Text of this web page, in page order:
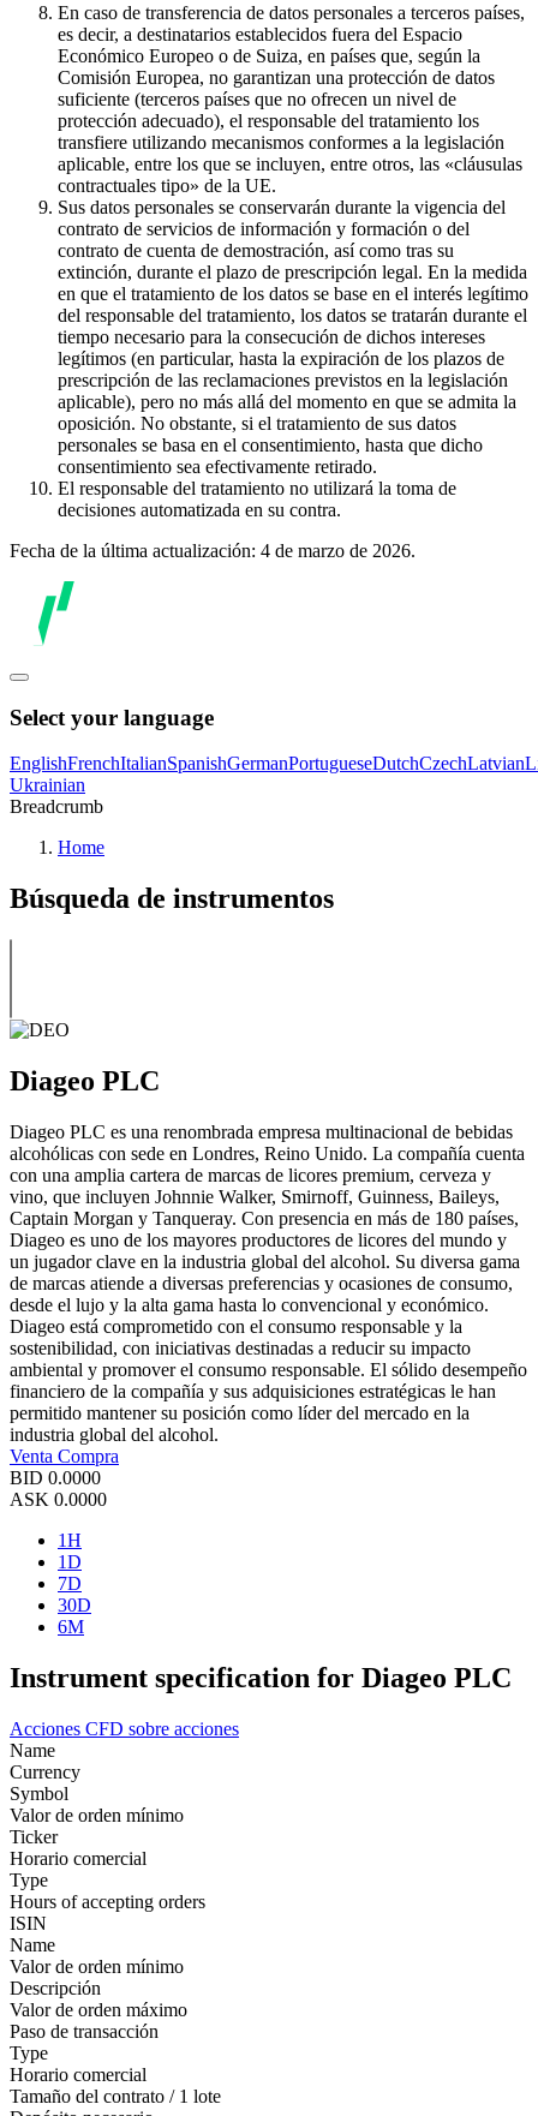
En caso de transferencia de datos personales a terceros países,
es decir, a destinatarios establecidos fuera del Espacio
Económico Europeo o de Suiza, en países que, según la
Comisión Europea, no garantizan una protección de datos
suficiente (terceros países que no ofrecen un nivel de
protección adecuado), el responsable del tratamiento los
transfiere utilizando mecanismos conformes a la legislación
aplicable, entre los que se incluyen, entre otros, las «cláusulas
contractuales tipo» de la UE.
Sus datos personales se conservarán durante la vigencia del
contrato de servicios de información y formación o del
contrato de cuenta de demostración, así como tras su
extinción, durante el plazo de prescripción legal. En la medida
en que el tratamiento de los datos se base en el interés legítimo
del responsable del tratamiento, los datos se tratarán durante el
tiempo necesario para la consecución de dichos intereses
legítimos (en particular, hasta la expiración de los plazos de
prescripción de las reclamaciones previstos en la legislación
aplicable), pero no más allá del momento en que se admita la
oposición. No obstante, si el tratamiento de sus datos
personales se basa en el consentimiento, hasta que dicho
consentimiento sea efectivamente retirado.
El responsable del tratamiento no utilizará la toma de
decisiones automatizada en su contra.
Fecha de la última actualización: 4 de marzo de 2026.
Select your language
EnglishFrenchItalianSpanishGermanPortugueseDutchCzechLatvian
Ukrainian
Breadcrumb
Home
Búsqueda de instrumentos
Diageo PLC
Diageo PLC es una renombrada empresa multinacional de bebidas
alcohólicas con sede en Londres, Reino Unido. La compañía cuenta
con una amplia cartera de marcas de licores premium, cerveza y
vino, que incluyen Johnnie Walker, Smirnoff, Guinness, Baileys,
Captain Morgan y Tanqueray. Con presencia en más de 180 países,
Diageo es uno de los mayores productores de licores del mundo y
un jugador clave en la industria global del alcohol. Su diversa gama
de marcas atiende a diversas preferencias y ocasiones de consumo,
desde el lujo y la alta gama hasta lo convencional y económico.
Diageo está comprometido con el consumo responsable y la
sostenibilidad, con iniciativas destinadas a reducir su impacto
ambiental y promover el consumo responsable. El sólido desempeño
financiero de la compañía y sus adquisiciones estratégicas le han
permitido mantener su posición como líder del mercado en la
industria global del alcohol.
Venta Compra
BID 0.0000
ASK 0.0000
1H
1D
7D
30D
6M
Instrument specification for Diageo PLC
Acciones CFD sobre acciones
Name
Currency
Symbol
Valor de orden mínimo
Ticker
Horario comercial
Type
Hours of accepting orders
ISIN
Name
Valor de orden mínimo
Descripción
Valor de orden máximo
Paso de transacción
Type
Horario comercial
Tamaño del contrato / 1 lote